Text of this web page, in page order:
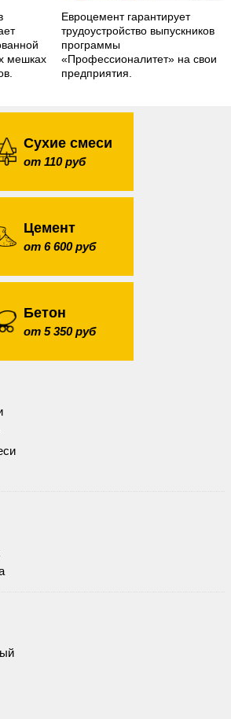
мешках
Евроцемент гарантирует
трудоустройство выпускников
программы
«Профессионалитет» на свои
предприятия.
Сухие смеси
от 110 руб
Цемент
от 6 600 руб
Бетон
от 5 350 руб